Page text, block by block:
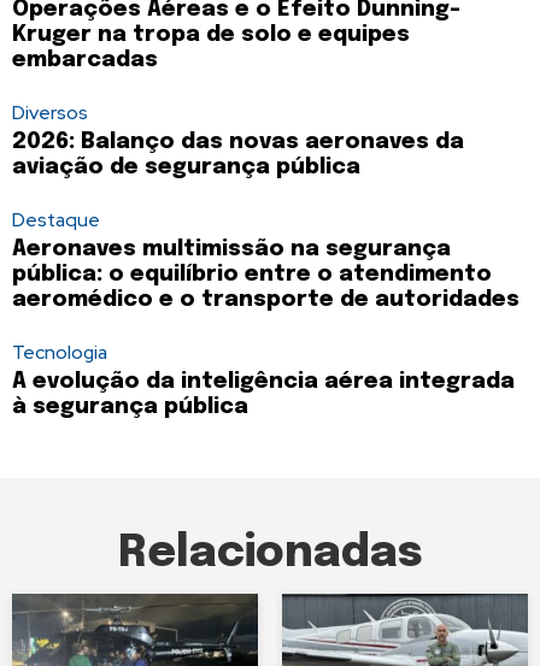
Operações Aéreas e o Efeito Dunning-
Kruger na tropa de solo e equipes
embarcadas
Diversos
2026: Balanço das novas aeronaves da
aviação de segurança pública
Destaque
Aeronaves multimissão na segurança
pública: o equilíbrio entre o atendimento
aeromédico e o transporte de autoridades
Tecnologia
A evolução da inteligência aérea integrada
à segurança pública
Relacionadas